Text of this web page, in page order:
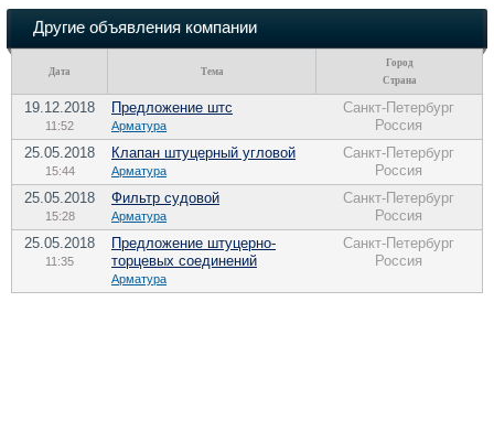
Другие объявления компании
Дата Тема
Город
Страна
19.12.2018
11:52
Предложение штс
Арматура
Санкт-Петербург
Россия
25.05.2018
15:44
Клапан штуцерный угловой
Арматура
Санкт-Петербург
Россия
25.05.2018
15:28
Фильтр судовой
Арматура
Санкт-Петербург
Россия
25.05.2018
11:35
Предложение штуцерно-
торцевых соединений
Арматура
Санкт-Петербург
Россия